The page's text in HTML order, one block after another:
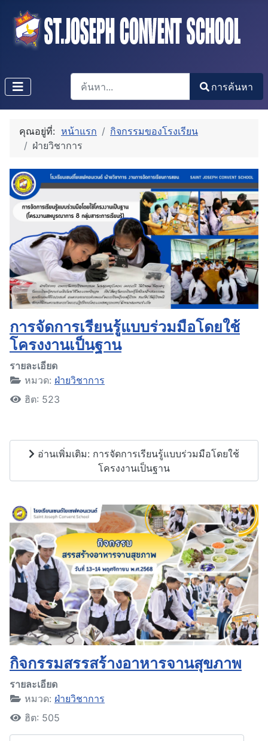
การค้นหา
Type 2 or more characters for results.
การค้นหา
คุณอยู่ที่: หน้าแรก
กิจกรรมของโรงเรียน
ฝ่ายวิชาการ
การจัดการเรียนรู้แบบร่วมมือโดยใช้
โครงงานเป็นฐาน
รายละเอียด
หมวด: ฝ่ายวิชาการ
ฮิต: 523
อ่านเพิ่มเติม: การจัดการเรียนรู้แบบร่วมมือโดยใช้
โครงงานเป็นฐาน
กิจกรรมสรรสร้างอาหารจานสุขภาพ
รายละเอียด
หมวด: ฝ่ายวิชาการ
ฮิต: 505